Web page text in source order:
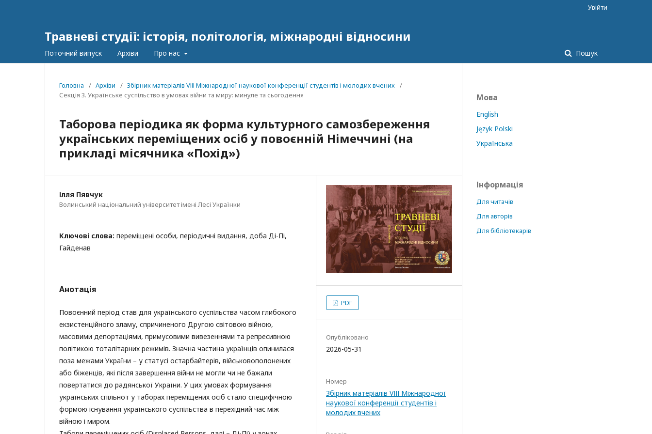
Травневі студії: історія, політологія, міжнародні відносини
Поточний випуск Архіви Про нас Пошук
Увійти
Головна / Архіви / Збірник матеріалів VІІІ Міжнародної наукової конференції студентів і молодих вчених /
Секція 3. Українське суспільство в умовах війни та миру: минуле та сьогодення
Таборова періодика як форма культурного самозбереження
українських переміщених осіб у повоєнній Німеччині (на
прикладі місячника «Похід»)
Ілля Пявчук
Волинський національний університет імені Лесі Українки
Ключові слова: переміщені особи, періодичні видання, доба Ді-Пі,
Гайденав
Анотація
Повоєнний період став для українського суспільства часом глибокого
екзистенційного зламу, спричиненого Другою світовою війною,
масовими депортаціями, примусовими вивезеннями та репресивною
політикою тоталітарних режимів. Значна частина українців опинилася
поза межами України – у статусі остарбайтерів, військовополонених
або біженців, які після завершення війни не могли чи не бажали
повертатися до радянської України. У цих умовах формування
українських спільнот у таборах переміщених осіб стало специфічною
формою існування українського суспільства в перехідний час між
війною і миром.
PDF
Опубліковано
2026-05-31
Номер
Збірник матеріалів VІІІ Міжнародної
наукової конференції студентів і
молодих вчених
Мова
English
Język Polski
Українська
Інформація
Для читачів
Для авторів
Для бібліотекарів